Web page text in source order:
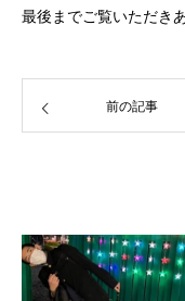
最後までご覧いただき
前の記事